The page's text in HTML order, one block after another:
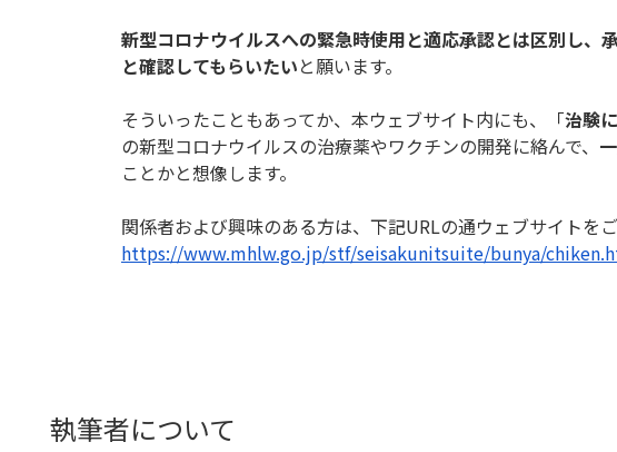
新型コロナウイルスへの緊急時使用と適応承認とは区別し、
と確認してもらいたいと願います。
そういったこともあってか、本ウェブサイト内にも、「治験
の新型コロナウイルスの治療薬やワクチンの開発に絡んで、 一
ことかと想像します。
関係者および興味のある方は、下記URLの通ウェブサイトを
https://www.mhlw.go.jp/stf/seisakunitsuite/bunya/chiken.
執筆者について